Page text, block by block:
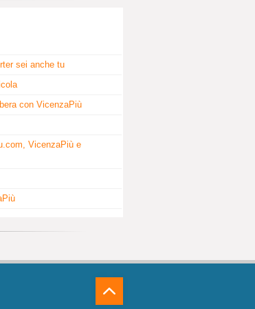
sei anche tu
con VicenzaPiù
VicenzaPiù e